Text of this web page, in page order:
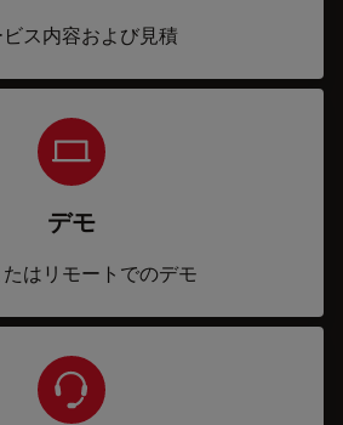
ス内容および見積
デモ
はリモートでのデモ